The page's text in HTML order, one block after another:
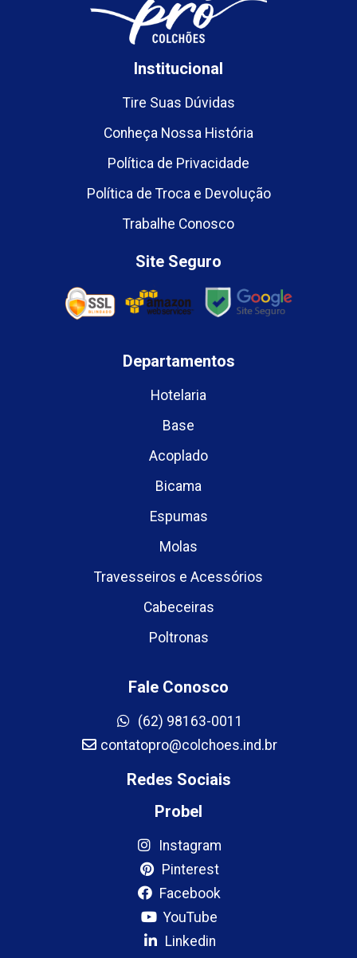
Institucional
Tire Suas Dúvidas
Conheça Nossa História
Política de Privacidade
Política de Troca e Devolução
Trabalhe Conosco
Site Seguro
Departamentos
Hotelaria
Base
Acoplado
Bicama
Espumas
Molas
Travesseiros e Acessórios
Cabeceiras
Poltronas
Fale Conosco
(62) 98163-0011
contatopro@colchoes.ind.br
Redes Sociais
Probel
Instagram
Pinterest
Facebook
YouTube
Linkedin